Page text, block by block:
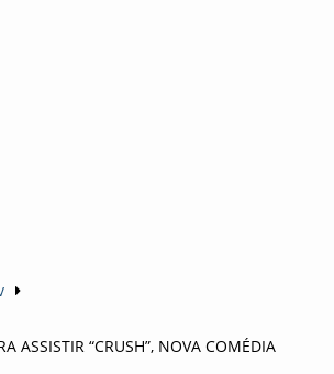
ASSISTIR “CRUSH”, NOVA COMÉDIA